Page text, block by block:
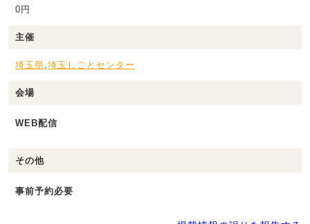
0円
主催
埼玉県 埼玉しごとセンター
会場
WEB配信
その他
事前予約必要